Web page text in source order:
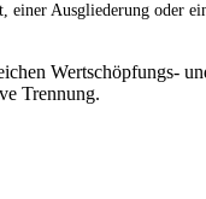
Ausgliederung oder
Wertschöpfungs-
Trennung.